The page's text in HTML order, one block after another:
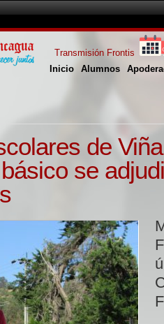
Inicio Alumnos
Transmisión Frontis
de
se